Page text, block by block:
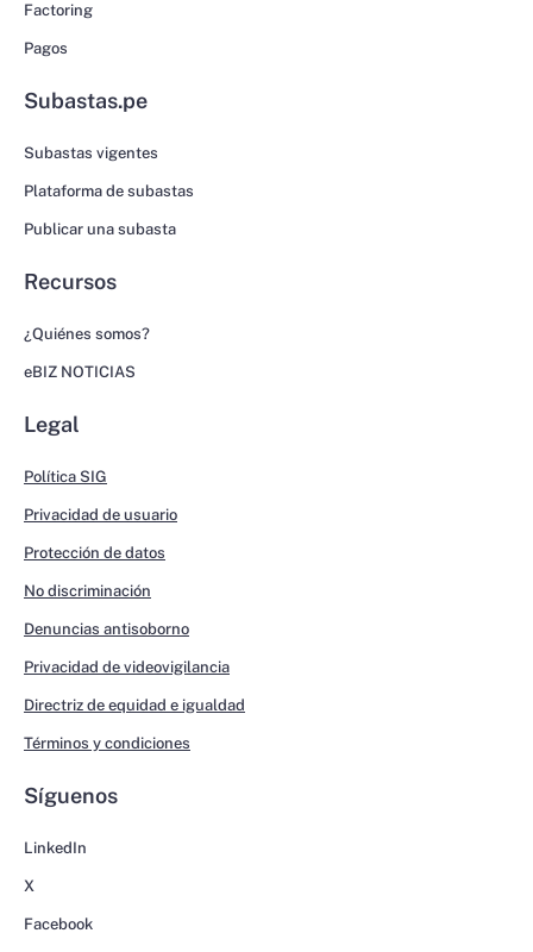
Factoring
Pagos
Subastas.pe
Subastas vigentes
Plataforma de subastas
Publicar una subasta
Recursos
¿Quiénes somos?
eBIZ NOTICIAS
Legal
Política SIG
Privacidad de usuario
Protección de datos
No discriminación
Denuncias antisoborno
Privacidad de videovigilancia
Directriz de equidad e igualdad
Términos y condiciones
Síguenos
LinkedIn
X
Facebook